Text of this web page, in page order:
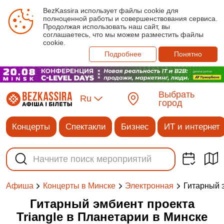
BezKassira использует файлы cookie для
полноценной работы и совершенствования сервиса.
Продолжая использовать наш сайт, вы
соглашаетесь, что мы можем разместить файлы
cookie.
Подробнее
Понятно
Ru
Выбрать
город
Концерты Спектакли Бизнес ИТ и интернет
Афиша Концерты в Минске Электронная Гитарный
Гитарный эмбиент проекта
Triangle в Планетарии в Минске